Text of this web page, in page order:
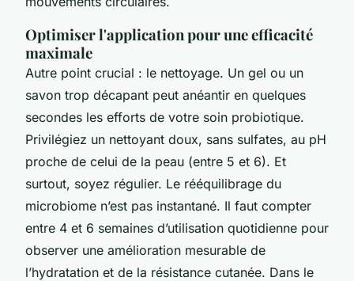
Optimiser l'application pour une efficacité
maximale
Autre point crucial : le nettoyage. Un gel ou un
savon trop décapant peut anéantir en quelques
secondes les efforts de votre soin probiotique.
Privilégiez un nettoyant doux, sans sulfates, au pH
proche de celui de la peau (entre 5 et 6). Et
surtout, soyez régulier. Le rééquilibrage du
microbiome n’est pas instantané. Il faut compter
entre 4 et 6 semaines d’utilisation quotidienne pour
observer une amélioration mesurable de
l’hydratation et de la résistance cutanée. Dans le